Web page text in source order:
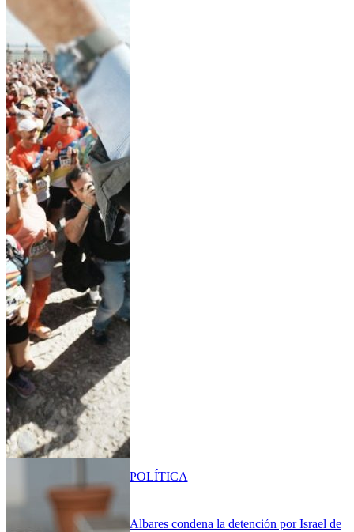
Albares condena la detención por Israel de
POLÍTICA